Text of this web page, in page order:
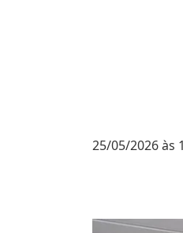
25/05/2026 às